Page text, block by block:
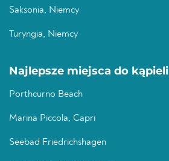
Saksonia, Niemcy
Turyngia, Niemcy
Najlepsze miejsca do kąpieli
Porthcurno Beach
Marina Piccola, Capri
Seebad Friedrichshagen